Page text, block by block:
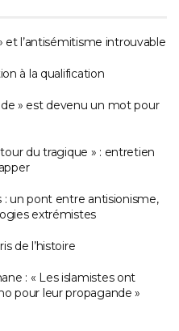
et l’antisémitisme introuvable
à la qualification
» est devenu un mot pour
du tragique » : entretien
: un pont entre antisionisme,
extrémistes
de l’histoire
: « Les islamistes ont
pour leur propagande »